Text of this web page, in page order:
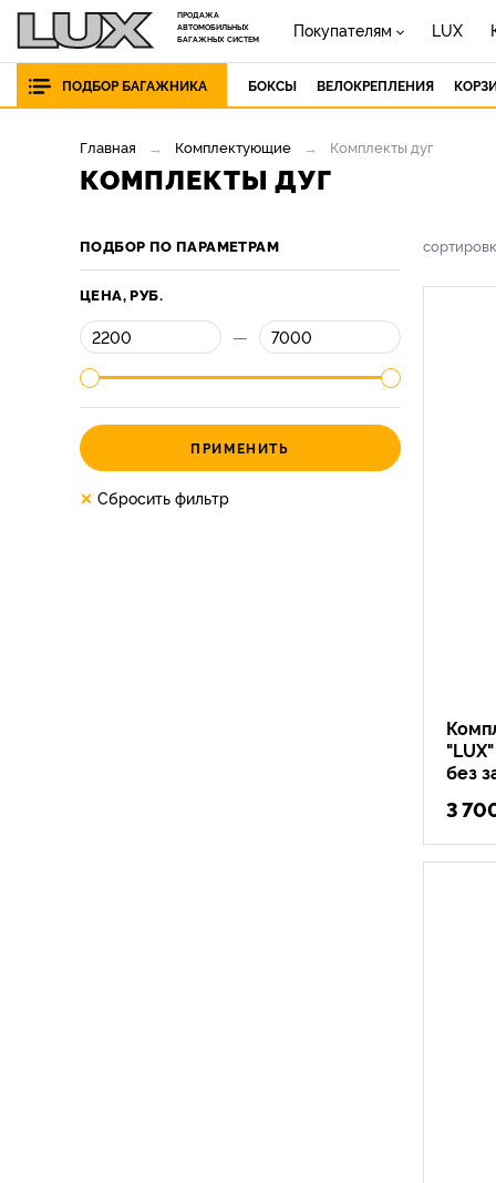
ПРОДАЖА
АВТОМОБИЛЬНЫХ
БАГАЖНЫХ СИСТЕМ
Покупателям LUX
ПОДБОР БАГАЖНИКА БОКСЫ ВЕЛОКРЕПЛЕНИЯ
Главная Комплектующие Комплекты дуг
КОМПЛЕКТЫ ДУГ
ПОДБОР ПО ПАРАМЕТРАМ
ЦЕНА, РУБ.
—
ПРИМЕНИТЬ
× Сбросить фильтр
без
3